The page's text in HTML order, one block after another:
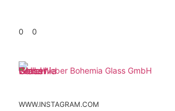
0 0
Weber Bohemia Glass GmbH
WWW.INSTAGRAM.COM